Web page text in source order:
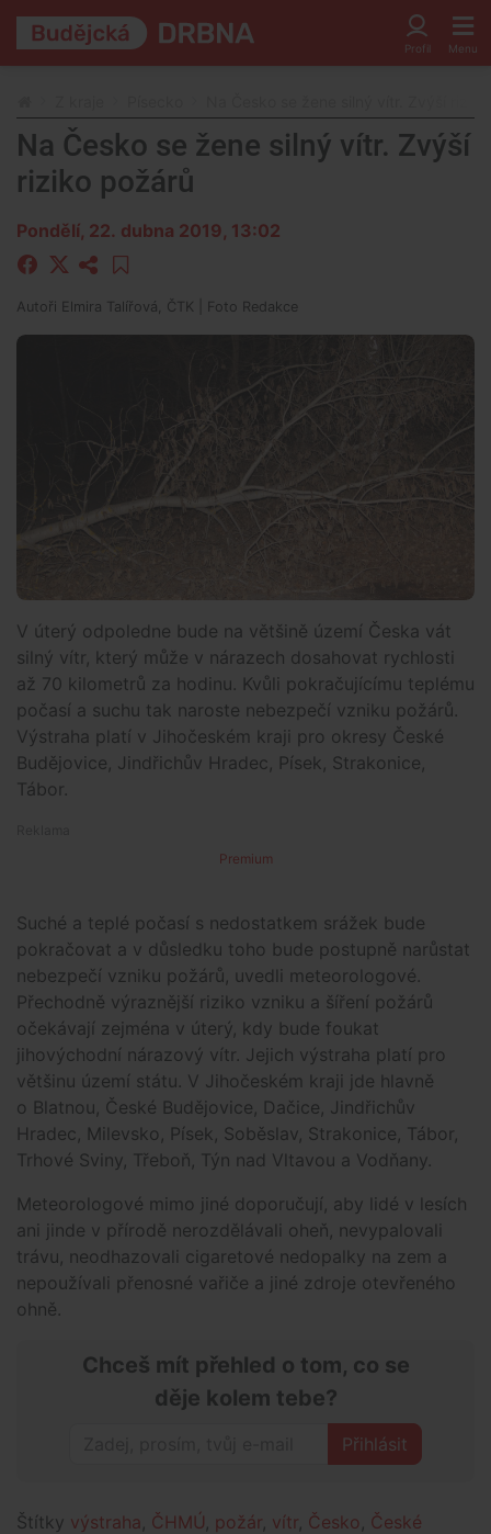
Na Česko se žene silný vítr. Zvýší
riziko požárů
Pondělí, 22. dubna 2019, 13:02
Autoři Elmira Talířová, ČTK | Foto Redakce
V úterý odpoledne bude na většině území Česka vát
silný vítr, který může v nárazech dosahovat rychlosti
až 70 kilometrů za hodinu. Kvůli pokračujícímu teplému
počasí a suchu tak naroste nebezpečí vzniku požárů.
Výstraha platí v Jihočeském kraji pro okresy České
Budějovice, Jindřichův Hradec, Písek, Strakonice,
Tábor.
Premium
Suché a teplé počasí s nedostatkem srážek bude
pokračovat a v důsledku toho bude postupně narůstat
nebezpečí vzniku požárů, uvedli meteorologové.
Přechodně výraznější riziko vzniku a šíření požárů
očekávají zejména v úterý, kdy bude foukat
jihovýchodní nárazový vítr. Jejich výstraha platí pro
většinu území státu. V Jihočeském kraji jde hlavně
o Blatnou, České Budějovice, Dačice, Jindřichův
Hradec, Milevsko, Písek, Soběslav, Strakonice, Tábor,
Trhové Sviny, Třeboň, Týn nad Vltavou a Vodňany.
Meteorologové mimo jiné doporučují, aby lidé v lesích
ani jinde v přírodě nerozdělávali oheň, nevypalovali
trávu, neodhazovali cigaretové nedopalky na zem a
nepoužívali přenosné vařiče a jiné zdroje otevřeného
ohně.
Chceš mít přehled o tom, co se
děje kolem tebe?
Přihlásit
Štítky výstraha ČHMÚ požár vítr Česko České